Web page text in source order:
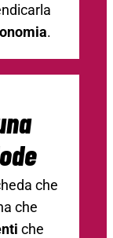
.
che
che
che